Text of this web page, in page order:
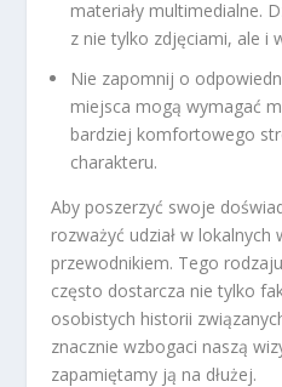
materiały multimedialne.
z nie tylko zdjęciami, ale i
Nie zapomnij o
miejsca mogą wymagać
bardziej komfortowego
charakteru.
Aby poszerzyć swoje
rozważyć udział w lokalnych
przewodnikiem. Tego
często dostarcza nie tylko
osobistych historii
znacznie wzbogaci naszą
zapamiętamy ją na dłużej.